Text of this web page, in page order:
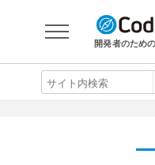
開発者のため